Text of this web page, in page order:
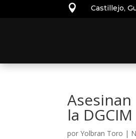
 Castillejo,
la DGCIM
porYolbran Toro |